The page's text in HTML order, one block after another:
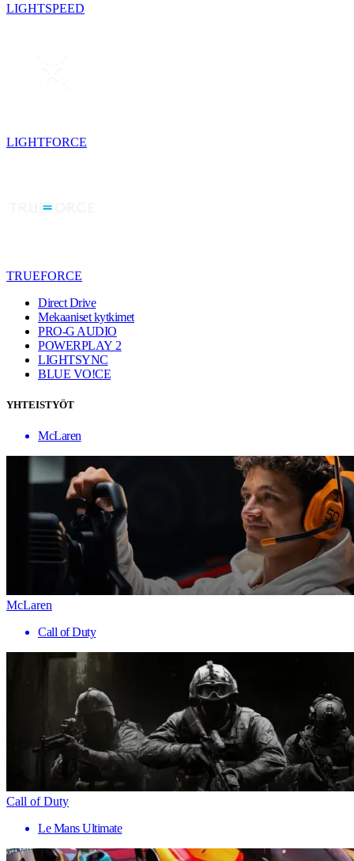
LIGHTSPEED
LIGHTFORCE
TRUEFORCE
Direct Drive
Mekaaniset kytkimet
PRO-G AUDIO
POWERPLAY 2
LIGHTSYNC
BLUE VO!CE
YHTEISTYÖT
McLaren
McLaren
Call of Duty
Call of Duty
Le Mans Ultimate